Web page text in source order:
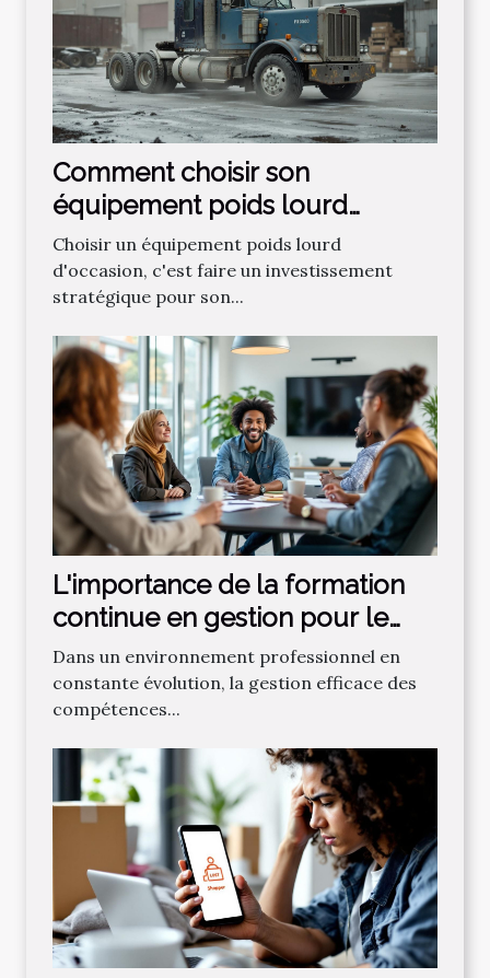
Comment choisir son
équipement poids lourd
d'occasion ?
Choisir un équipement poids lourd
d'occasion, c'est faire un investissement
stratégique pour son...
L'importance de la formation
continue en gestion pour le
succès organisationnel
Dans un environnement professionnel en
constante évolution, la gestion efficace des
compétences...